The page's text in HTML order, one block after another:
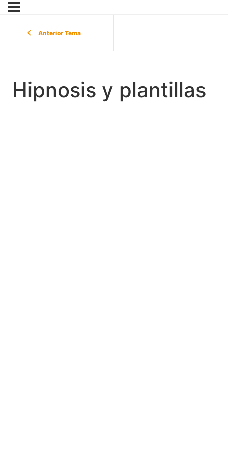
Anterior Tema
Hipnosis y plantillas